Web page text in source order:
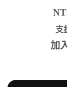
支
加